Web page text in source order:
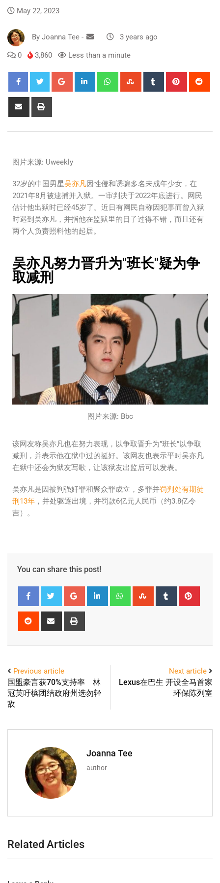
May 22, 2023
By Joanna Tee - 3 years ago
0 3,860 Less than a minute
图片来源: Uweekly
32岁的中国男星吴亦凡因性侵和诱骗多名未成年少女，在
2021年8月被逮捕并入狱。一审判决于2022年底进行。网民
估计他出狱时已经45岁了。近日有网民自称因犯事而曾入狱
时遇到吴亦凡，并指他在监狱里的日子过得不错，而且还有
两个人负责照料他的起居。
吴亦凡努力晋升为"班长"疑为争
取减刑
图片来源: Bbc
该网友称吴亦凡也在努力表现，以争取晋升为”班长”以争取
减刑，并表示他在狱中过的挺好。该网友也表示平时吴亦凡
在狱中还会为狱友写歌，让该狱友出监后可以发表。
吴亦凡是因被判强奸罪和聚众罪成立，多罪并罚判处有期徒
刑13年 ，并处驱逐出境，并罚款6亿元人民币（约3.8亿令
吉）。
You can share this post!
Previous article
国盟豪言获70%支持率 林
冠英吁槟团结政府州选勿轻
敌
Next article
Lexus在巴生 开设全马首家
环保陈列室
Joanna Tee
author
Related Articles